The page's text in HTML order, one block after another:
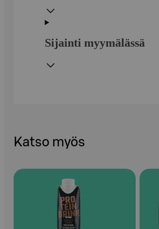
Sijainti myymälässä
Katso myös